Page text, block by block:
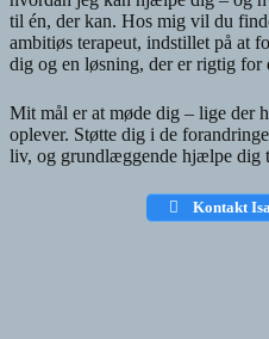
til én, der kan. Hos mig vil du
ambitiøs terapeut, indstillet på at
dig og en løsning, der er rigtig for
Mit mål er at møde dig – lige der
oplever. Støtte dig i de
liv, og grundlæggende hjælpe dig
Kontakt